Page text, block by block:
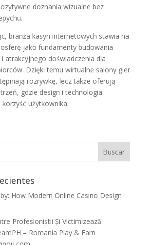
doznania wizualne bez
branża kasyn internetowych stawia na
jako fundamenty budowania
atrakcyjnego doświadczenia dla
Dzięki temu wirtualne salony gier
rozrywkę, lecz także oferują
gdzie design i technologia
korzyść użytkownika.
How Modern Online Casino Design
Profesioniștii Și Victimizează
– Romania Play & Earn